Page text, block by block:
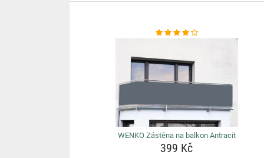
WENKO Zástěna na balkon Antracit
399 Kč